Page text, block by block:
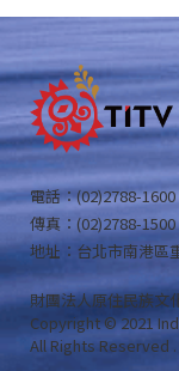
電話：(02)2788-1600
傳真：(02)2788-1500
地址：台北市南港區
財團法人原住民族文
Copyright © 2021
All Rights Reserved .